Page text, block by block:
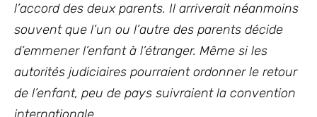
l’accord des deux parents. Il arriverait néanmoins
souvent que l’un ou l’autre des parents décide
d’emmener l’enfant à l’étranger. Même si les
autorités judiciaires pourraient ordonner le retour
de l’enfant, peu de pays suivraient la convention